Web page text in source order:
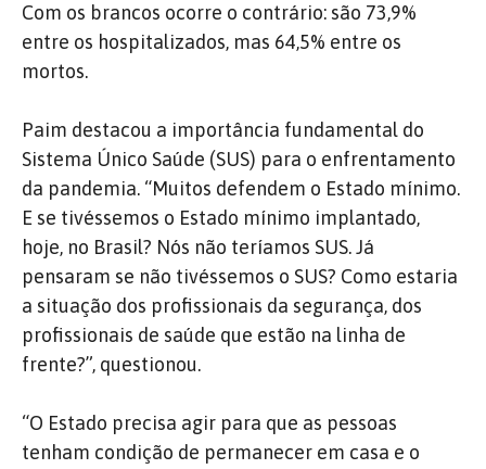
Com os brancos ocorre o contrário: são 73,9%
entre os hospitalizados, mas 64,5% entre os
mortos.
Paim destacou a importância fundamental do
Sistema Único Saúde (SUS) para o enfrentamento
da pandemia. “Muitos defendem o Estado mínimo.
E se tivéssemos o Estado mínimo implantado,
hoje, no Brasil? Nós não teríamos SUS. Já
pensaram se não tivéssemos o SUS? Como estaria
a situação dos profissionais da segurança, dos
profissionais de saúde que estão na linha de
frente?”, questionou.
“O Estado precisa agir para que as pessoas
tenham condição de permanecer em casa e o